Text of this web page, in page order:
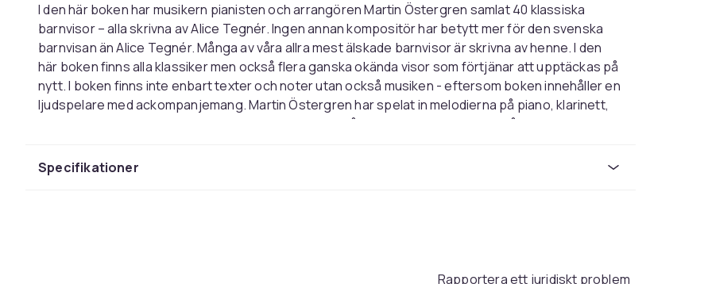
I den här boken har musikern pianisten och arrangören Martin Östergren samlat 40 klassiska
barnvisor – alla skrivna av Alice Tegnér. Ingen annan kompositör har betytt mer för den svenska
barnvisan än Alice Tegnér. Många av våra allra mest älskade barnvisor är skrivna av henne. I den
här boken finns alla klassiker men också flera ganska okända visor som förtjänar att upptäckas på
nytt. I boken finns inte enbart texter och noter utan också musiken - eftersom boken innehåller en
ljudspelare med ackompanjemang. Martin Östergren har spelat in melodierna på piano, klarinett,
dragspel och fiol. Resultatet har blivit en fantastisk sångbok där du kan lyssna på visorna och
sjung!Innehållet är rikt bildsatt med illustrationer av Elsa Beskow som under decennier
samarbetade med Alice Tegner.
114dd103-bb69-521f-9b43-a304080b6c9e
Specifikationer
Rapportera ett juridiskt problem